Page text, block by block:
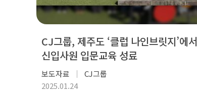
CJ그룹, 제주도 ‘클럽 나인브릿지’에서
신입사원 입문교육 성료
보도자료
CJ그룹
2025.01.24